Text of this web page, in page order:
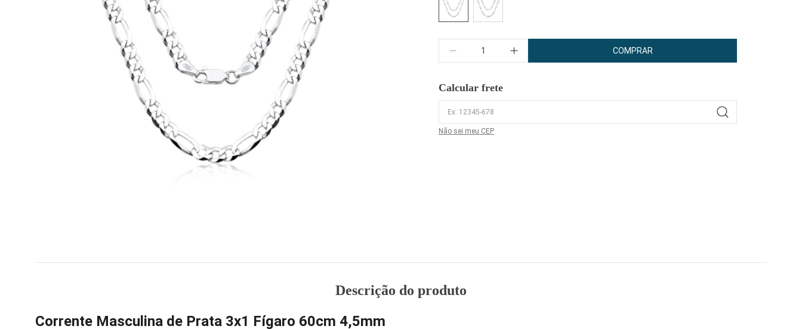
Quantidade
COMPRAR
Calcular frete
Não sei meu CEP
Descrição do produto
Corrente Masculina de Prata 3x1 Fígaro 60cm 4,5mm